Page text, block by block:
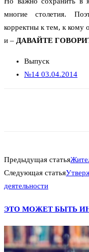
многие столетия.
корректны к тем, к кому
и – ДАВАЙТЕ
Выпуск
№14 03.04.2014
Предыдущая статья
Следующая статья
деятельности
ЭТО МОЖЕТ БЫТЬ